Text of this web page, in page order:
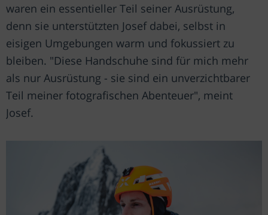
waren ein essentieller Teil seiner Ausrüstung,
denn sie unterstützten Josef dabei, selbst in
eisigen Umgebungen warm und fokussiert zu
bleiben. "Diese Handschuhe sind für mich mehr
als nur Ausrüstung - sie sind ein unverzichtbarer
Teil meiner fotografischen Abenteuer", meint
Josef.